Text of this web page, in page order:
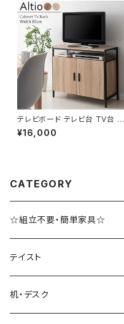
テレビボード テレビ台 TV台 テ
レビラック TVラック 幅80 高さ
70
¥16,000
CATEGORY
☆組立不要・簡単家具☆
テイスト
ブルックリンスタイル
机・デスク